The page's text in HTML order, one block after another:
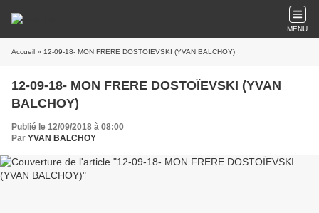
MENU
Accueil » 12-09-18- MON FRERE DOSTOÏEVSKI (YVAN BALCHOY)
12-09-18- MON FRERE DOSTOÏEVSKI (YVAN
BALCHOY)
Publié le 12/09/2018 à 08:00
Par YVAN BALCHOY